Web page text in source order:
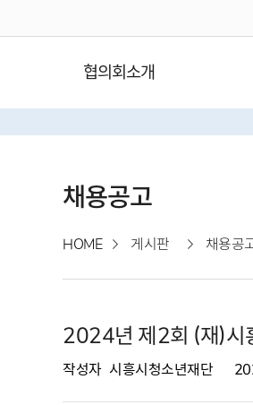
협의회소개
채용공고
HOME 게시판 채용공
2024년 제2회 (재)시
작성자 시흥시청소년재단